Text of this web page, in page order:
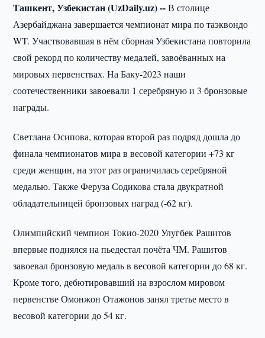
Ташкент, Узбекистан (UzDaily.uz) --В столице
Азербайджана завершается чемпионат мира по таэквондо
WT. Участвовавшая в нём сборная Узбекистана повторила
свой рекорд по количеству медалей, завоёванных на
мировых первенствах. На Баку-2023 наши
соотечественники завоевали 1 серебряную и 3 бронзовые
награды.
Светлана Осипова, которая второй раз подряд дошла до
финала чемпионатов мира в весовой категории +73 кг
среди женщин, на этот раз ограничилась серебряной
медалью. Также Феруза Содикова стала двукратной
обладательницей бронзовых наград (-62 кг).
Олимпийский чемпион Токио-2020 Улугбек Рашитов
впервые поднялся на пьедестал почёта ЧМ. Рашитов
завоевал бронзовую медаль в весовой категории до 68 кг.
Кроме того, дебютировавший на взрослом мировом
первенстве Омонжон Отажонов занял третье место в
весовой категории до 54 кг.